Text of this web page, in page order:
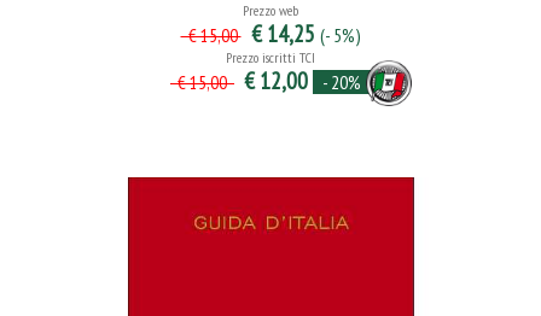
Prezzo web
€ 15,00 € 14,25 (- 5%)
Prezzo iscritti TCI
€ 15,00 € 12,00 - 20%